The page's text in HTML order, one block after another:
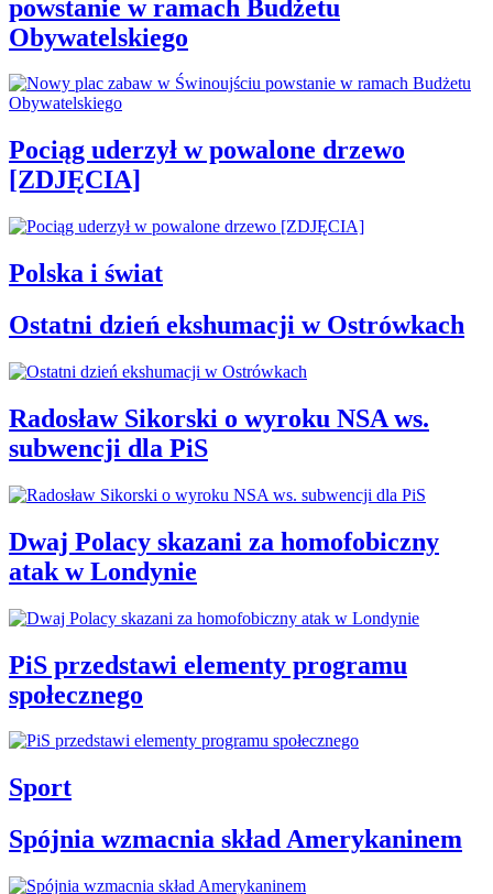
powstanie w ramach Budżetu
Obywatelskiego
Pociąg uderzył w powalone drzewo
[ZDJĘCIA]
Polska i świat
Ostatni dzień ekshumacji w Ostrówkach
Radosław Sikorski o wyroku NSA ws.
subwencji dla PiS
Dwaj Polacy skazani za homofobiczny
atak w Londynie
PiS przedstawi elementy programu
społecznego
Sport
Spójnia wzmacnia skład Amerykaninem